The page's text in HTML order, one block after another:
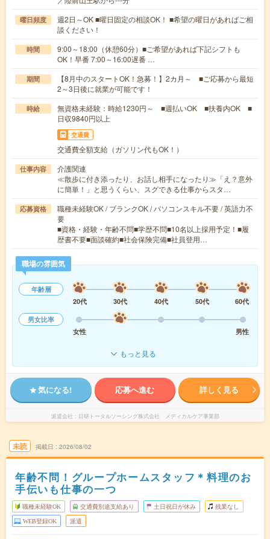
曜日頻度
週2日～OK ■曜日固定の相談OK！ ■希望の曜日があればご相
談ください！
時間
9:00～18:00（休憩60分）■ご希望があれば下記シフトも
OK！早番 7:00～16:00遅番 …
期間
【8月中のスタートOK！急募！】2カ月～ ■ご応募から最短
2～3日後に就業が可能です！
時給
無資格未経験：時給1230円～ ■週払いOK ■扶養内OK ■
日収9840円以上
交通費
交通費全額支給（ガソリン代もOK！）
仕事内容
介護関連
≪散歩に付き添ったり、お話し相手になったり≫「え？意外
に簡単！」と思うくらい、スグできる仕事からスタ…
応募資格
職種未経験OK / ブランクOK / パソコンスキル不要 / 英語力不
要
■資格・経験・年齢不問■学歴不問■10名以上採用予定！■履
歴書不要■面談確約■社会保険完備■社員登用…
職場の雰囲気
年齢層
20代
30代 40代 50代
60代
男女比率
女性
男性
もっと見る
気になる! 応募へ進む 詳しく見る
派遣会社 日研トータルソーシング株式会社 メディカルケア事業部
未読 掲載日 2026/08/02
年齢不問！グループホームスタッフ＊料理のお
手伝いも仕事の一つ
職種未経験OK 交通費別途支給あり 土日祝日が休み 残業なし
WEB登録OK 派遣